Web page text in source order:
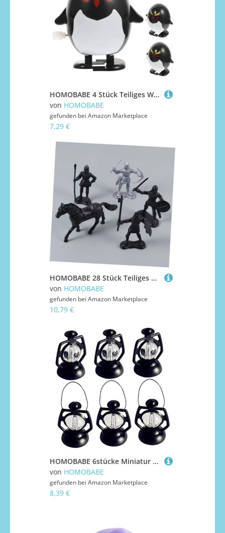
HOMOBABE 4 Stück Teiliges Wind Up Lustige Pinguin Figuren Batteriefreies Niedliche Party und Lernspielzeuge Desktop Mechanische Spielfiguren
von HOMOBABE
gefunden bei Amazon Marketplace
7,29 €
HOMOBABE 28 Stück Teiliges Kunststoff Soldaten Spielset mit Soldaten Pferden und Reitern Mittelalterliche Krieger Figuren Detailreiche Statische Modelle Langlebiges Kinderspielzeug für
von HOMOBABE
gefunden bei Amazon Marketplace
10,79 €
HOMOBABE 6stücke Miniatur Laterne Retro Kerosin Lampen Deko Für Puppenhaus Vintage Stil Handlich Und Vielseitig Für Verschiedene Anlässe Und Dekorationen
von HOMOBABE
gefunden bei Amazon Marketplace
8,39 €